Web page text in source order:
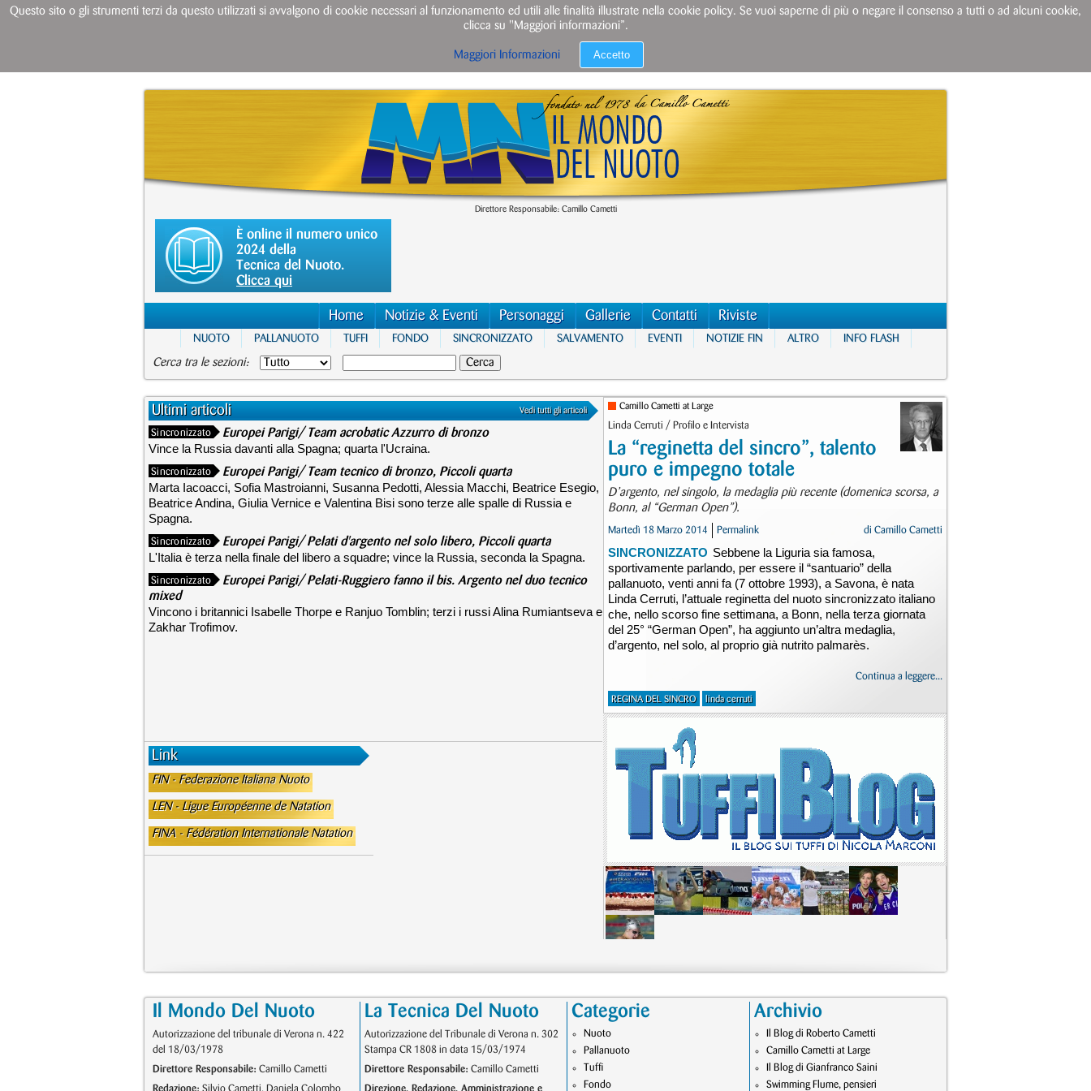
Direttore Responsabile: Camillo Cametti
È online il numero unico
2024 della
Tecnica del Nuoto.
Clicca qui
Home Notizie & Eventi Personaggi Gallerie Contatti Riviste
NUOTO PALLANUOTO TUFFI FONDO SINCRONIZZATO SALVAMENTO EVENTI NOTIZIE FIN ALTRO INFO FLASH
Cerca tra le sezioni:
Ultimi articoli Vedi tutti gli articoli
Sincronizzato Europei Parigi/ Team acrobatic Azzurro di bronzo
Vince la Russia davanti alla Spagna; quarta l'Ucraina.
Sincronizzato Europei Parigi/ Team tecnico di bronzo, Piccoli quarta
Marta Iacoacci, Sofia Mastroianni, Susanna Pedotti, Alessia Macchi, Beatrice Esegio,
Beatrice Andina, Giulia Vernice e Valentina Bisi sono terze alle spalle di Russia e
Spagna.
Sincronizzato Europei Parigi/ Pelati d'argento nel solo libero, Piccoli quarta
L'Italia è terza nella finale del libero a squadre; vince la Russia, seconda la Spagna.
Sincronizzato
Europei Parigi/ Pelati-Ruggiero fanno il bis. Argento nel duo tecnico
mixed
Vincono i britannici Isabelle Thorpe e Ranjuo Tomblin; terzi i russi Alina Rumiantseva e
Zakhar Trofimov.
Link
FIN - Federazione Italiana Nuoto
LEN - Ligue Européenne de Natation
FINA - Fédération Internationale Natation
Camillo Cametti at Large
Linda Cerruti / Profilo e Intervista
La “reginetta del sincro”, talento
puro e impegno totale
D’argento, nel singolo, la medaglia più recente (domenica scorsa, a
Bonn, al “German Open”).
Martedì 18 Marzo 2014 Permalink di Camillo Cametti
SINCRONIZZATO Sebbene la Liguria sia famosa,
sportivamente parlando, per essere il “santuario” della
pallanuoto, venti anni fa (7 ottobre 1993), a Savona, è nata
Linda Cerruti, l’attuale reginetta del nuoto sincronizzato italiano
che, nello scorso fine settimana, a Bonn, nella terza giornata
del 25° “German Open”, ha aggiunto un’altra medaglia,
d’argento, nel solo, al proprio già nutrito palmarès.
Continua a leggere...
REGINA DEL SINCRO linda cerruti
Tutte le Gallerie
Il Mondo Del Nuoto
Autorizzazione del tribunale di Verona n. 422
del 18/03/1978
Direttore Responsabile: Camillo Cametti
Redazione: Silvio Cametti, Daniela Colombo
La Tecnica Del Nuoto
Autorizzazione del Tribunale di Verona n. 302
Stampa CR 1808 in data 15/03/1974
Direttore Responsabile: Camillo Cametti
Direzione, Redazione, Amministrazione e
Categorie
Nuoto
Pallanuoto
Tuffi
Fondo
Archivio
Il Blog di Roberto Cametti
Camillo Cametti at Large
Il Blog di Gianfranco Saini
Swimming Flume, pensieri
Questo sito o gli strumenti terzi da questo utilizzati si avvalgono di cookie necessari al funzionamento ed utili alle finalità illustrate nella cookie policy. Se vuoi saperne di più o negare il consenso a tutti o ad alcuni cookie,
clicca su "Maggiori informazioni”.
Maggiori Informazioni Accetto